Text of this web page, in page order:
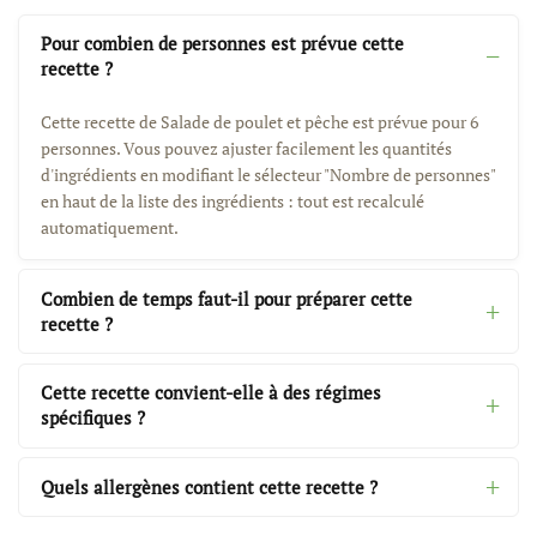
Pour combien de personnes est prévue cette
recette ?
Cette recette de Salade de poulet et pêche est prévue pour 6
personnes. Vous pouvez ajuster facilement les quantités
d'ingrédients en modifiant le sélecteur "Nombre de personnes"
en haut de la liste des ingrédients : tout est recalculé
automatiquement.
Combien de temps faut-il pour préparer cette
recette ?
Cette recette convient-elle à des régimes
spécifiques ?
Quels allergènes contient cette recette ?